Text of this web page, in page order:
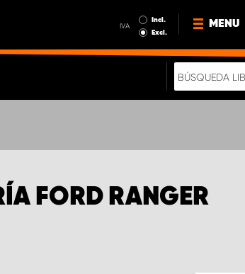
IVA
Incl.
Excl.
MENU
NOTICIAS
FORD RANGER